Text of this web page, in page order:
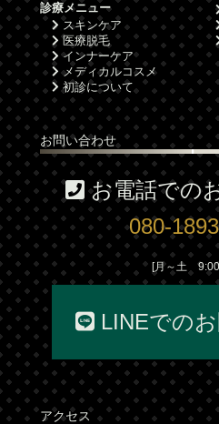
診療メニュー
スキンケア
医療脱毛
インナーケア
メディカルコスメ
初診について
お問い合わせ
お電話での
080-
[月～土 9:00
LINEでの
アクセス